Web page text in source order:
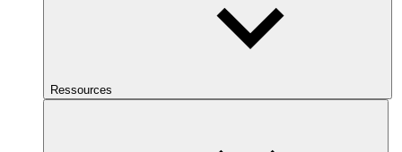
Ressources